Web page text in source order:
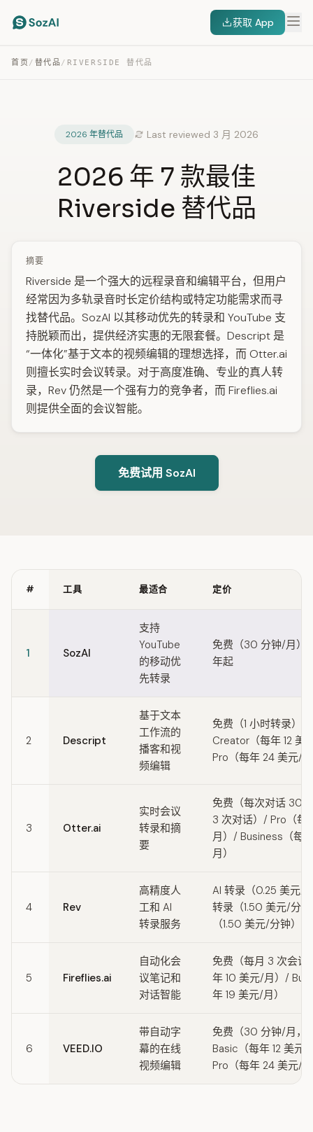
获取 App
首页 / 替代品 / RIVERSIDE 替代品
2026 年替代品 Last reviewed 3 月 2026
2026 年 7 款最佳
Riverside 替代品
摘要
Riverside 是一个强大的远程录音和编辑平台，但用户
经常因为多轨录音时长定价结构或特定功能需求而寻
找替代品。SozAI 以其移动优先的转录和 YouTube 支
持脱颖而出，提供经济实惠的无限套餐。Descript 是
“一体化”基于文本的视频编辑的理想选择，而 Otter.ai
则擅长实时会议转录。对于高度准确、专业的真人转
录，Rev 仍然是一个强有力的竞争者，而 Fireflies.ai
则提供全面的会议智能。
免费试用 SozAI
# 工具 最适合 定价
1 SozAI
支持
YouTube
的移动优
先转录
免费（30 分钟/月）
年起
2 Descript
基于文本
工作流的
播客和视
频编辑
免费（1 小时转录）/
Creator（每年 12 美
Pro（每年 24 美元/
3 Otter.ai
实时会议
转录和摘
要
免费（每次对话 30
3 次对话）/ Pro（每
月）/ Business（每
月）
4 Rev
高精度人
工和 AI
转录服务
AI 转录（0.25 美元/
转录（1.50 美元/分
（1.50 美元/分钟）
5 Fireflies.ai
自动化会
议笔记和
对话智能
免费（每月 3 次会议
年 10 美元/月）/
年 19 美元/月）
6 VEED.IO
带自动字
幕的在线
视频编辑
免费（30 分钟/月，
Basic（每年 12 美元/
Pro（每年 24 美元/